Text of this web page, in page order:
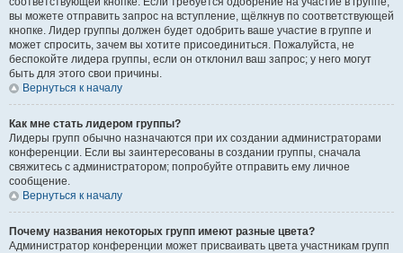
вы можете отправить запрос на вступление, щёлкнув по соответствующей
кнопке. Лидер группы должен будет одобрить ваше участие в группе и
может спросить, зачем вы хотите присоединиться. Пожалуйста, не
беспокойте лидера группы, если он отклонил ваш запрос; у него могут
быть для этого свои причины.
Вернуться к началу
Как мне стать лидером группы?
Лидеры групп обычно назначаются при их создании администраторами
конференции. Если вы заинтересованы в создании группы, сначала
свяжитесь с администратором; попробуйте отправить ему личное
сообщение.
Вернуться к началу
Почему названия некоторых групп имеют разные цвета?
Администратор конференции может присваивать цвета участникам групп